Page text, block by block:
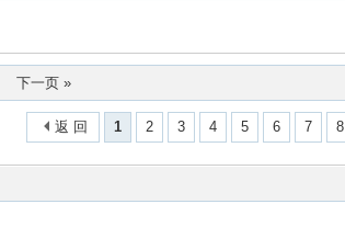
下一页 »
1 2 3 4 5 6 7 8
返 回